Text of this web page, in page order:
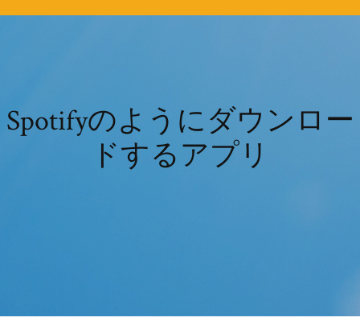
Spotifyのようにダウンロー
ドするアプリ